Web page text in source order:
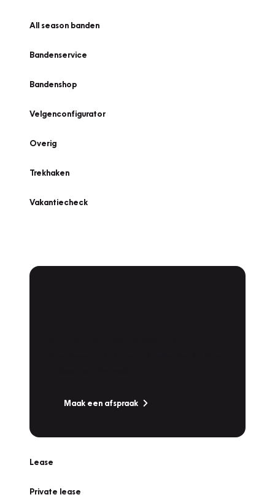
All season banden
Bandenservice
Bandenshop
Velgenconfigurator
Overig
Trekhaken
Vakantiecheck
Maak een afspraak
Lease
Private lease